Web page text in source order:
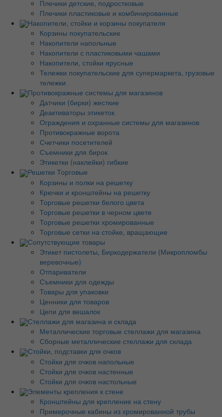
Плечики детские, подростковые
Плечики пластиковые и комбинированные
Накопители, стойки и корзины покупателя
Корзины покупательские
Накопители напольные
Накопители с пластиковыми чашами
Накопители, стойки ярусные
Тележки покупательские для супермаркета, грузовые
тележки
Противокражные системы для магазинов
Датчики (бирки) жесткие
Деактиваторы этикеток
Ограждения и охранные системы для магазинов
Противокражные ворота
Счетчики посетителей
Съемники для бирок
Этикетки (наклейки) гибкие
Решетки Торговые
Корзины и полки на решетку
Крючки и кронштейны на решетку
Торговые решетки белого цвета
Торговые решетки в черном цвете
Торговые решетки хромированные
Торговые сетки на стойке, вращающие
Сопутствующие товары
Этикет пистолеты, Биркодержатели (Микропломбы
веревочные)
Отпариватели
Съемники для одежды
Товары для упаковки
Ценники для товаров
Цепи для вешалок
Стеллажи для магазина и склада
Металлические торговые стеллажи для магазина
Сборные металлические стеллажи для склада
Стойки, подставки для очков
Стойки для очков напольные
Стойки для очков настенные
Стойки для очков настольные
Элементы крепления к стене
Кронштейны для крепление на стену
Примерочные кабины из хромированной трубы